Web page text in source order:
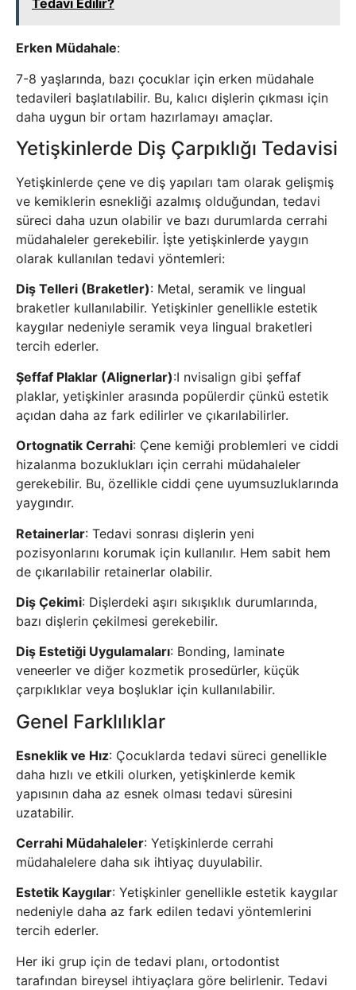
Tedavi Edilir?
Erken Müdahale:
7-8 yaşlarında, bazı çocuklar için erken müdahale
tedavileri başlatılabilir. Bu, kalıcı dişlerin çıkması için
daha uygun bir ortam hazırlamayı amaçlar.
Yetişkinlerde Diş Çarpıklığı Tedavisi
Yetişkinlerde çene ve diş yapıları tam olarak gelişmiş
ve kemiklerin esnekliği azalmış olduğundan, tedavi
süreci daha uzun olabilir ve bazı durumlarda cerrahi
müdahaleler gerekebilir. İşte yetişkinlerde yaygın
olarak kullanılan tedavi yöntemleri:
Diş Telleri (Braketler): Metal, seramik ve lingual
braketler kullanılabilir. Yetişkinler genellikle estetik
kaygılar nedeniyle seramik veya lingual braketleri
tercih ederler.
Şeffaf Plaklar (Alignerlar):I nvisalign gibi şeffaf
plaklar, yetişkinler arasında popülerdir çünkü estetik
açıdan daha az fark edilirler ve çıkarılabilirler.
Ortognatik Cerrahi: Çene kemiği problemleri ve ciddi
hizalanma bozuklukları için cerrahi müdahaleler
gerekebilir. Bu, özellikle ciddi çene uyumsuzluklarında
yaygındır.
Retainerlar: Tedavi sonrası dişlerin yeni
pozisyonlarını korumak için kullanılır. Hem sabit hem
de çıkarılabilir retainerlar olabilir.
Diş Çekimi: Dişlerdeki aşırı sıkışıklık durumlarında,
bazı dişlerin çekilmesi gerekebilir.
Diş Estetiği Uygulamaları: Bonding, laminate
veneerler ve diğer kozmetik prosedürler, küçük
çarpıklıklar veya boşluklar için kullanılabilir.
Genel Farklılıklar
Esneklik ve Hız: Çocuklarda tedavi süreci genellikle
daha hızlı ve etkili olurken, yetişkinlerde kemik
yapısının daha az esnek olması tedavi süresini
uzatabilir.
Cerrahi Müdahaleler: Yetişkinlerde cerrahi
müdahalelere daha sık ihtiyaç duyulabilir.
Estetik Kaygılar: Yetişkinler genellikle estetik kaygılar
nedeniyle daha az fark edilen tedavi yöntemlerini
tercih ederler.
Her iki grup için de tedavi planı, ortodontist
tarafından bireysel ihtiyaçlara göre belirlenir. Tedavi